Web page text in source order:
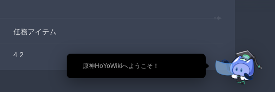
🎉 原神HoYoWikiへようこそ！
任務アイテム
4.2